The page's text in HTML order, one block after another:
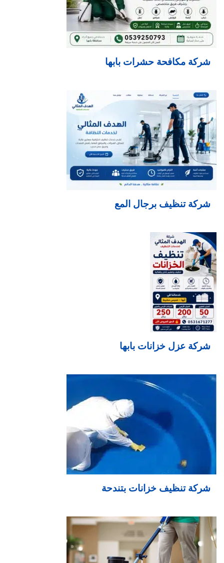
شركة مكافحة حشرات بابها
شركة تنظيف برجال المع
شركة عزل خزانات بابها
شركة تنظيف خزانات بتندحة